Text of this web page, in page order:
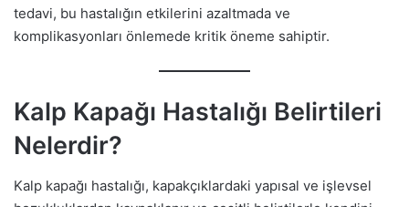
tedavi, bu hastalığın etkilerini azaltmada ve
komplikasyonları önlemede kritik öneme sahiptir.
Kalp Kapağı Hastalığı Belirtileri
Nelerdir?
Kalp kapağı hastalığı, kapakçıklardaki yapısal ve işlevsel